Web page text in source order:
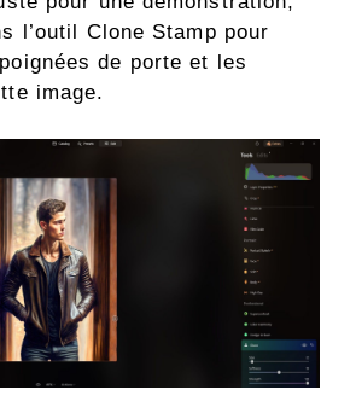
l’outil Clone Stamp pour
de porte et les
image.